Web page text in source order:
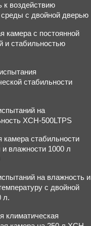
к воздействию
с двойной дверью
камера с постоянной
и стабильностью
стабильности
на
XCH-500LTPS
камера стабильности
влажности 1000 л
на влажность и
с двойной
л.
климатическая